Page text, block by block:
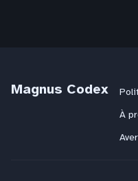
Magnus Codex
À